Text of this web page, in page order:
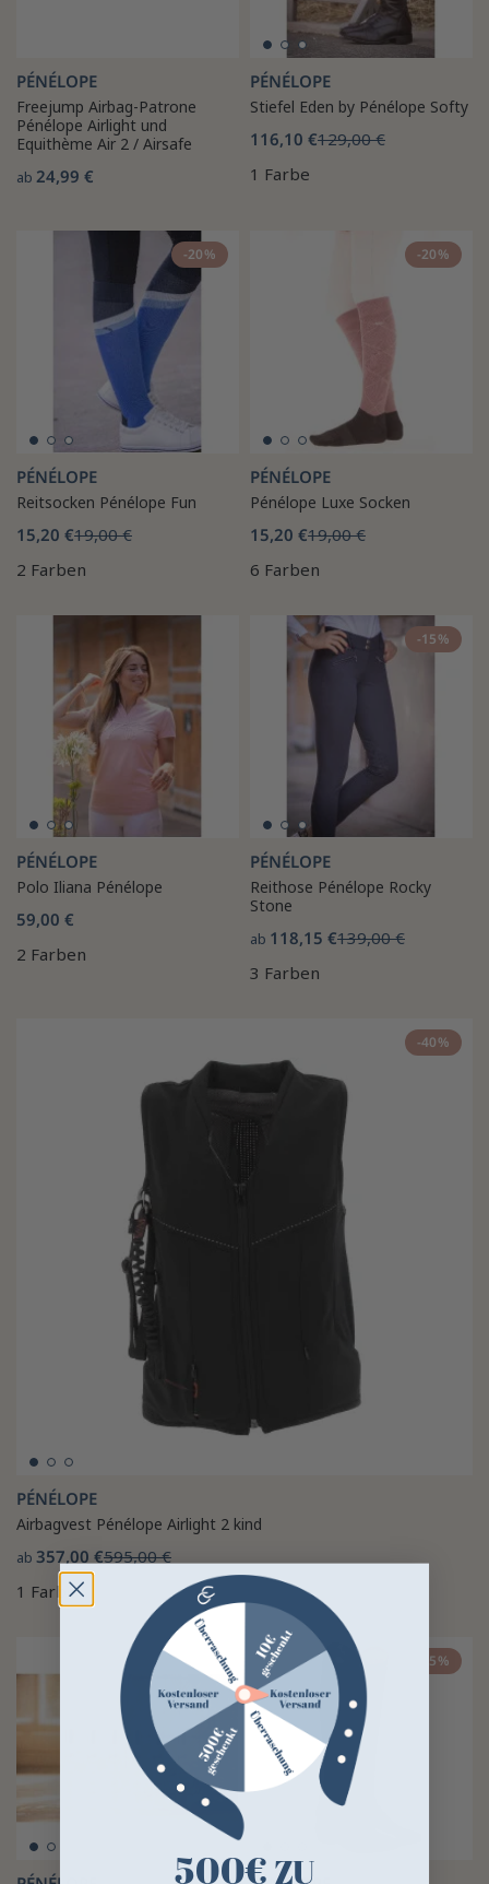
PÉNÉLOPE
Freejump Airbag-Patrone
Pénélope Airlight und
Equithème Air 2 / Airsafe
ab 24,99 €
PÉNÉLOPE
Stiefel Eden by Pénélope Softy
116,10 €129,00 €
1 Farbe
-20%
PÉNÉLOPE
Reitsocken Pénélope Fun
15,20 €19,00 €
2 Farben
-20%
PÉNÉLOPE
Pénélope Luxe Socken
15,20 €19,00 €
6 Farben
PÉNÉLOPE
Polo Iliana Pénélope
59,00 €
2 Farben
-15%
PÉNÉLOPE
Reithose Pénélope Rocky
Stone
ab 118,15 €139,00 €
3 Farben
-40%
PÉNÉLOPE
Airbagvest Pénélope Airlight 2 kind
ab 357,00 €595,00 €
1 Farbe
-15%
500€ ZU